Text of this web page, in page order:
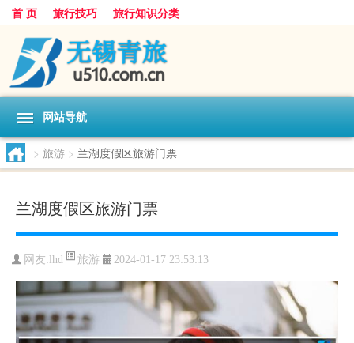
首 页 旅行技巧 旅行知识分类
网站导航
> 旅游 > 兰湖度假区旅游门票
兰湖度假区旅游门票
网友: lhd 旅游 2024-01-17 23:53:13